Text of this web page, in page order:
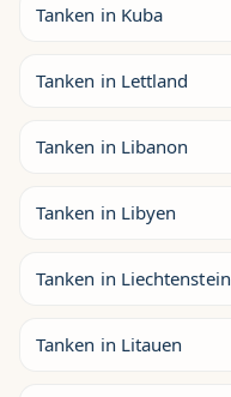
Tanken in Kuba
Tanken in Lettland
Tanken in Libanon
Tanken in Libyen
Tanken in Liechtenstein
Tanken in Litauen